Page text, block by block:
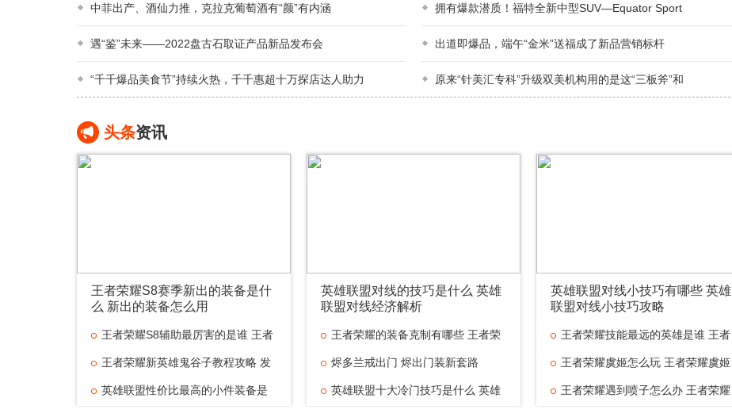
中菲出产、酒仙力推，克拉克葡萄酒有“颜”有内涵 拥有爆款潜质！福特全新中型SUV—Equator Sport
遇“鉴”未来——2022盘古石取证产品新品发布会 出道即爆品，端午“金米”送福成了新品营销标杆
“千千爆品美食节”持续火热，千千惠超十万探店达人助力 原来“针美汇专科”升级双美机构用的是这“三板斧”和
头条资讯
王者荣耀S8赛季新出的装备是什
么 新出的装备怎么用
王者荣耀S8辅助最厉害的是谁 王者
王者荣耀新英雄鬼谷子教程攻略 发
英雄联盟性价比最高的小件装备是
英雄联盟对线的技巧是什么 英雄
联盟对线经济解析
王者荣耀的装备克制有哪些 王者荣
烬多兰戒出门 烬出门装新套路
英雄联盟十大冷门技巧是什么 英雄
英雄联盟对线小技巧有哪些 英雄
联盟对线小技巧攻略
王者荣耀技能最远的英雄是谁 王者
王者荣耀虞姬怎么玩 王者荣耀虞姬
王者荣耀遇到喷子怎么办 王者荣耀